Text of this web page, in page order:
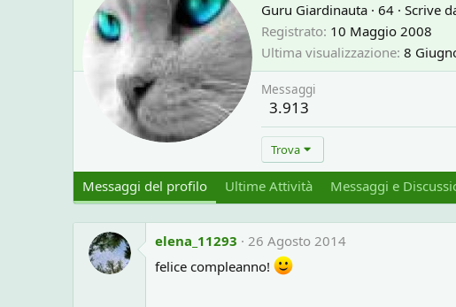
Guru Giardinauta · 64 · Scrive
Registrato 10 Maggio 2008
Ultima visualizzazione 8
Messaggi
3.913
Trova
Messaggi del profilo Ultime Attività Messaggi e
elena_11293
26 Agosto 2014
felice compleanno!